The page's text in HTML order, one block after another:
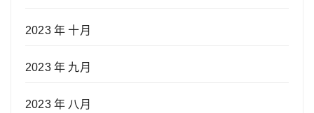
2023 年 十月
2023 年 九月
2023 年 八月